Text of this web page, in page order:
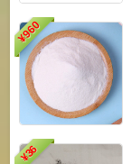
¥
960
¥
36